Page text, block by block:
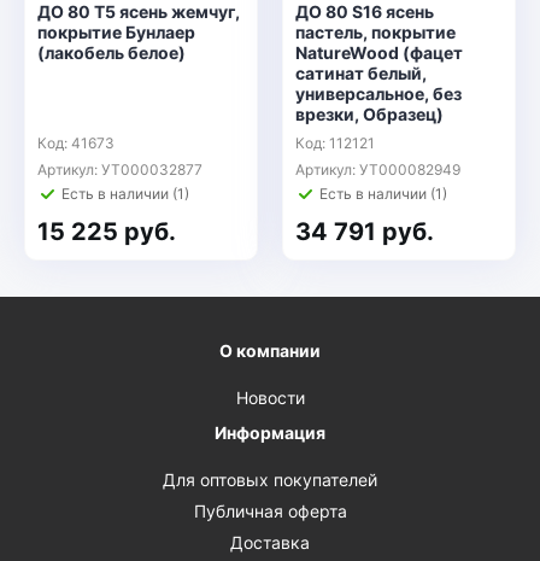
ДО 80 Т5 ясень жемчуг,
покрытие Бунлаер
(лакобель белое)
Код: 41673
Артикул: УТ000032877
Есть в наличии (1)
15 225 руб.
ДО 80 S16 ясень
пастель, покрытие
NatureWood (фацет
сатинат белый,
универсальное, без
врезки, Образец)
Код: 112121
Артикул: УТ000082949
Есть в наличии (1)
34 791 руб.
О компании
Новости
Информация
Для оптовых покупателей
Публичная оферта
Доставка